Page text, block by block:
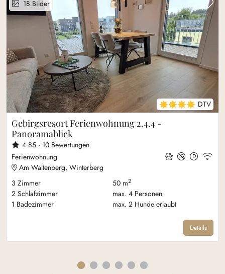
DTV
4 DTV Sterne
18 Bilder
Gebirgsresort Ferienwohnung 2.4.4 -
Panoramablick
4.85 · 10 Bewertungen
Ferienwohnung
Am Waltenberg, Winterberg
3 Zimmer
2 Schlafzimmer
1 Badezimmer
50 m2
max. 4 Personen
max. 2 Hunde erlaubt
Details